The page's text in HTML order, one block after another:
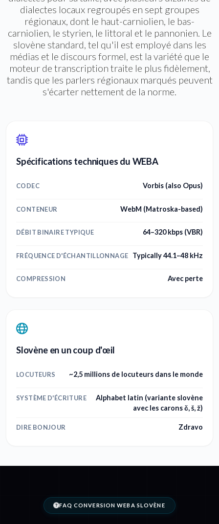
dialectes locaux regroupés en sept groupes
régionaux, dont le haut-carniolien, le bas-
carniolien, le styrien, le littoral et le pannonien. Le
slovène standard, tel qu'il est employé dans les
médias et le discours formel, est la variété que le
moteur de transcription traite le plus fidèlement,
tandis que les parlers régionaux marqués peuvent
s'écarter nettement de la norme.
Spécifications techniques du WEBA
CODEC Vorbis (also Opus)
CONTENEUR WebM (Matroska-based)
DÉBIT BINAIRE TYPIQUE 64–320 kbps (VBR)
FRÉQUENCE D'ÉCHANTILLONNAGE Typically 44.1–48 kHz
COMPRESSION Avec perte
Slovène en un coup d'œil
LOCUTEURS ~2,5 millions de locuteurs dans le monde
SYSTÈME D'ÉCRITURE
Alphabet latin (variante slovène
avec les carons č, š, ž)
DIRE BONJOUR Zdravo
FAQ CONVERSION WEBA SLOVÈNE